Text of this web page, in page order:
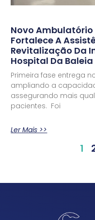
Novo
Fortalece A
Revitalização Da
Hospital Da Baleia
Primeira fase entrega
ampliando a
assegurando mais
pacientes. Foi
Ler Mais >>
1